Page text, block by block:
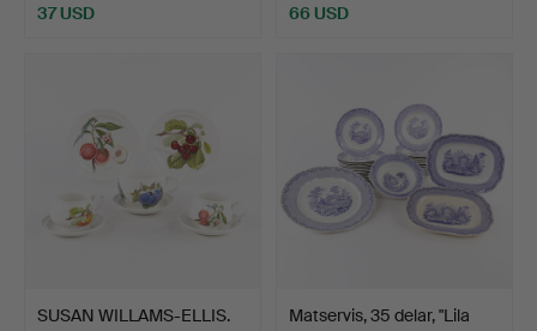
37 USD 66 USD
SUSAN WILLAMS-ELLIS.
Matservis, 35 delar, "Lila